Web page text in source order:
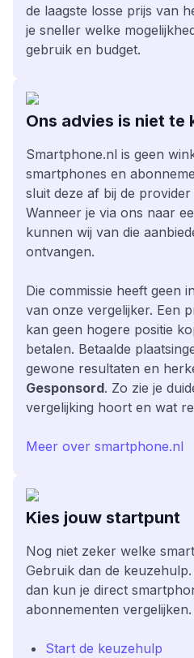
de laagste losse prijs van
je sneller welke
gebruik en budget.
Ons advies is niet te
Smartphone.nl is geen
smartphones en
sluit deze af bij de
Wanneer je via ons naar
kunnen wij van die
ontvangen.
Die commissie heeft geen
van onze vergelijker. Een
kan geen hogere positie
betalen. Betaalde
gewone resultaten en
Gesponsord. Zo zie je
vergelijking hoort en wat
Meer over smartphone.nl
Kies jouw startpunt
Nog niet zeker welke
Gebruik dan de
dan kun je direct
abonnementen vergelijken.
Start de keuzehulp